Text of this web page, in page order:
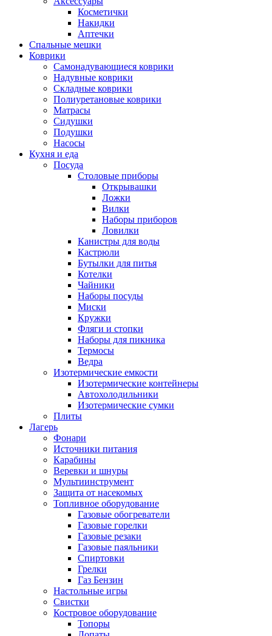
Косметички
Накидки
Аптечки
Спальные мешки
Коврики
Самонадувающиеся коврики
Надувные коврики
Складные коврики
Полиуретановые коврики
Матрасы
Сидушки
Подушки
Насосы
Кухня и еда
Посуда
Столовые приборы
Открывашки
Ложки
Вилки
Наборы приборов
Ловилки
Канистры для воды
Кастрюли
Бутылки для питья
Котелки
Чайники
Наборы посуды
Миски
Кружки
Фляги и стопки
Наборы для пикника
Термосы
Ведра
Изотермические емкости
Изотермические контейнеры
Автохолодильники
Изотермические сумки
Плиты
Лагерь
Фонари
Источники питания
Карабины
Веревки и шнуры
Мультиинструмент
Защита от насекомых
Топливное оборудование
Газовые обогреватели
Газовые горелки
Газовые резаки
Газовые паяльники
Спиртовки
Грелки
Газ Бензин
Настольные игры
Свистки
Костровое оборудование
Топоры